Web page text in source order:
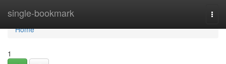
single-bookmark
Home
Home
1